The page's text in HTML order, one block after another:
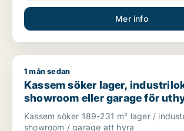
Mer info
Kassem söker lager, industrilokal,
1 mån sedan
Kassem söker lager,
showroom eller garage för
Upplands Väsby, Vallentuna
Upplands-Bro m.fl.
Kassem söker 189-231 m² lager /
showroom / garage att hyra